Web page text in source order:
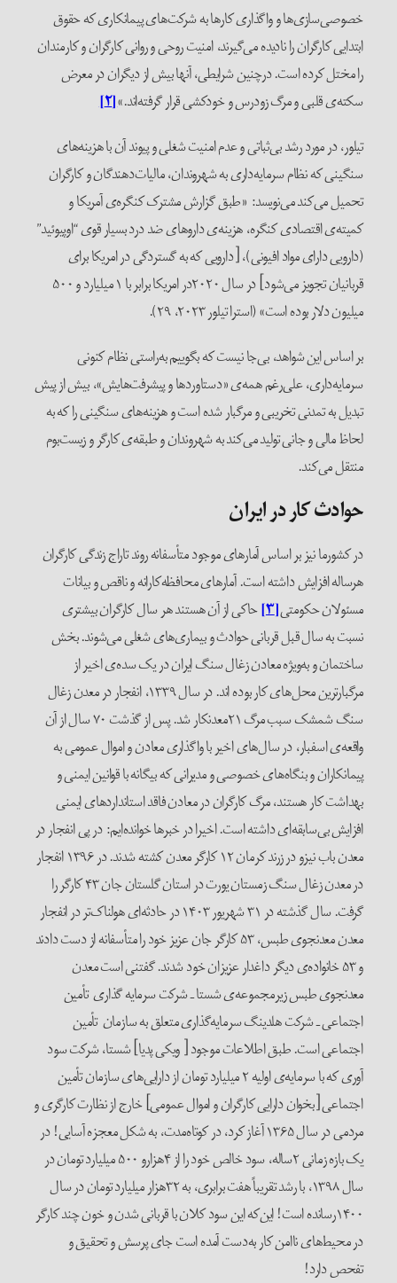
خصوصی‌سازی‌ها و واگذاری کارها به شرکت‌های پیمانکاری که حقوق
ابتدایی کارگران را نادیده می‌گیرند، امنیت روحی و روانی کارگران و کارمندان
را مختل کرده است. درچنین شرایطی، آنها بیش از دیگران در معرض
سکته‌ی قلبی و مرگ زودرس و خودکشی قرار گرفته‌اند.»[۲]
تیلور، در مورد رشد بی‌ثباتی و عدم امنیت شغلی و پیوند آن با هزینه‌های
سنگینی که نظام سرمایه‌داری به شهروندان، مالیات‌دهندگان و کارگران
تحمیل می‌کند می‌نویسد: «طبق گزارش مشترک کنگره‌ی آمریکا و
کمیته‌ی اقتصادی کنگره، هزینه‌ی داروهای ضد درد بسیار قوی “اوپیوئید”
(دارویی دارای مواد افیونی)، [دارویی که به گستردگی در امریکا برای
قربانیان تجویز می‌شود] در سال ۲۰۲۰در امریکا برابر با ۱ میلیارد و ۵۰۰
میلیون دلار بوده است» (استرا تیلور ۲۰۲۳، ۲۹).
بر اساس این شواهد، بی‌جا نیست که بگوییم به‌راستی نظام کنونی
سرمایه‌داری، علی‌رغم همه‌ی «دستاوردها و پیشرفت‌هایش»، بیش از پیش
تبدیل به تمدنی تخریبی و مرگبار شده است و هزینه‌های سنگینی را که به
لحاظ مالی و جانی تولید می‌کند به شهروندان و طبقه‌ی کارگر و زیست‌بوم
منتقل می‌کند.
حوادث کار در ایران
در کشورما نیز بر اساس آمارهای موجود متأسفانه روند تاراج زندگی کارگران
هرساله افزایش داشته است. آمارهای محافظه‌کارانه و ناقص و بیانات
مسئولان حکومتی[۳]
حاکی از آن هستند هر سال کارگران بیشتری
نسبت به سال قبل قربانی حوادث و بیماری‌های شغلی می‌شوند. بخش
ساختمان و به‌ویژه معادن زغال سنگ ایران در یک سده‌ی اخیر از
مرگبارترین محل‌های کار بوده اند. در سال ۱۳۳۹، انفجار در معدن زغال
سنگ شمشک سبب مرگ ۲۱معدنکار شد. پس از گذشت ۷۰ سال از آن
واقعه‌ی اسفبار، در سال‌های اخیر با واگذاری معادن و اموال عمومی به
پیمانکاران و بنگاه‌های خصوصی و مدیرانی که بیگانه با قوانین ایمنی و
بهداشت کار هستند، مرگ کارگران در معادن فاقد استانداردهای ایمنی
افزایش بی‌سابقه‌ای داشته است. اخیرا در خبرها خوانده‌ایم: در پی انفجار در
معدن باب نیزو در زرند کرمان ۱۲ کارگر معدن کشته شدند. در ۱۳۹۶ انفجار
در معدن زغال سنگ زمستان یورت در استان گلستان جان ۴۳ کارگر را
گرفت. سال گذشته در ۳۱ شهریور ۱۴۰۳ در حادثه‌ای هولناک‌تر در انفجار
معدن معدنجوی طبس، ۵۳ کارگر جان عزیز خود را متأسفانه از دست دادند
و ۵۳ خانواده‌ی دیگر داغدار عزیزان خود شدند. گفتنی است معدن
معدنجوی طبس زیر‌مجموعه‌ی شستا ـ شرکت سرمایه گذاری تأمین
اجتماعی ـ شرکت هلدینگ سرمایه‌گذاری متعلق به سازمان تأمین
اجتماعی است. طبق اطلاعات موجود [ ویکی پدیا] شستا، شرکت سود
آوری که با سرمایه‌ی اولیه ۲ میلیارد تومان از دارایی‌های سازمان تأمین
اجتماعی [بخوان دارایی کارگران و اموال عمومی] خارج از نظارت کارگری و
مردمی در سال ۱۳۶۵ آغاز کرد، در کوتاه‌مدت، به شکل معجزه آسایی! در
یک بازه زمانی ۲ساله، سود خالص خود را از ۴هزارو ۵۰۰ میلیارد تومان در
سال ۱۳۹۸، با رشد تقریباً هفت برابری، به ۳۲هزار میلیارد تومان در سال
۱۴۰۰رسانده است! این‌که این سود کلان با قربانی شدن و خون چند کارگر
در محیط‌های ناامن کار به‌دست آمده است جای پرسش و تحقیق و
تفحص دارد!